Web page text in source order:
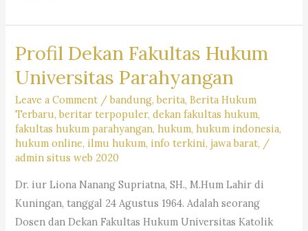
Mengenai
Dasar
Pengangguhan
Penahanan
Profil Dekan Fakultas Hukum
Universitas Parahyangan
Leave a Comment /bandung,berita,Berita Hukum
Terbaru,beritar terpopuler,dekan fakultas hukum,
fakultas hukum parahyangan,hukum,hukum indonesia,
hukum online, ilmu hukum, info terkini,jawa barat, /
admin situs web 2020
Dr. iur Liona Nanang Supriatna, SH., M.Hum Lahir di
Kuningan, tanggal 24 Agustus 1964. Adalah seorang
Dosen dan Dekan Fakultas Hukum Universitas Katolik